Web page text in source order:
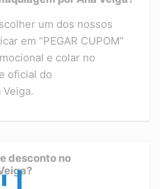
um dos nossos
em “PEGAR CUPOM”
e colar no
oficial do
desconto no